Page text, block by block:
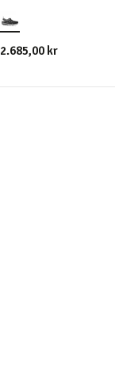
2.685,00 kr